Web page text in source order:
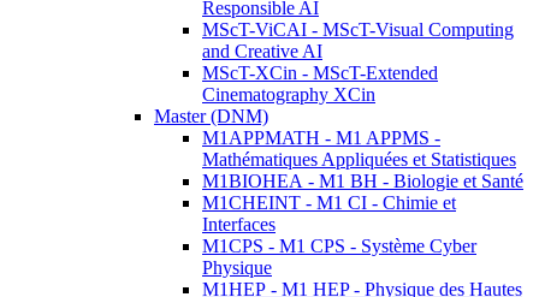
Responsible AI
MScT-ViCAI - MScT-Visual Computing
and Creative AI
MScT-XCin - MScT-Extended
Cinematography XCin
Master (DNM)
M1APPMATH - M1 APPMS -
Mathématiques Appliquées et Statistiques
M1BIOHEA - M1 BH - Biologie et Santé
M1CHEINT - M1 CI - Chimie et
Interfaces
M1CPS - M1 CPS - Système Cyber
Physique
M1HEP - M1 HEP - Physique des Hautes